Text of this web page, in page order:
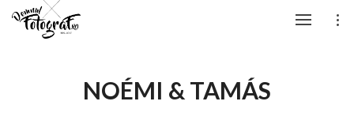
NOÉMI & TAMÁS